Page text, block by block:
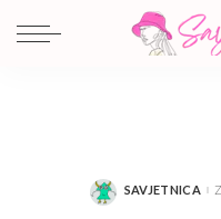
POSTED
SAVJETNICA